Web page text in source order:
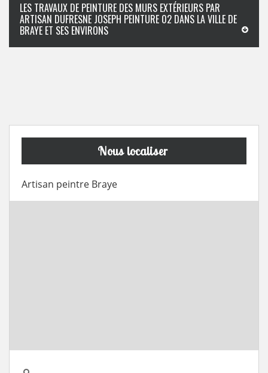
LES TRAVAUX DE PEINTURE DES MURS EXTÉRIEURS PAR
ARTISAN DUFRESNE JOSEPH PEINTURE 02 DANS LA VILLE DE
BRAYE ET SES ENVIRONS
Nous localiser
Artisan peintre Braye